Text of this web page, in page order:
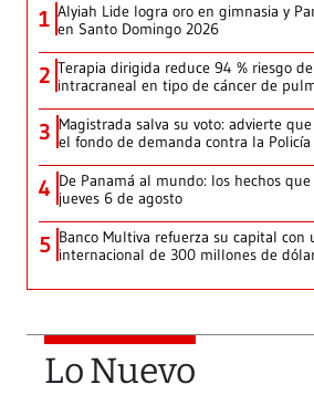
1 Alyiah Lide logra oro en gimnasia y
en Santo Domingo 2026
2 Terapia dirigida reduce 94 % riesgo
intracraneal en tipo de cáncer de
3 Magistrada salva su voto: advierte
el fondo de demanda contra la
4 De Panamá al mundo: los hechos
jueves 6 de agosto
5 Banco Multiva refuerza su capital con
internacional de 300 millones de
Lo Nuevo